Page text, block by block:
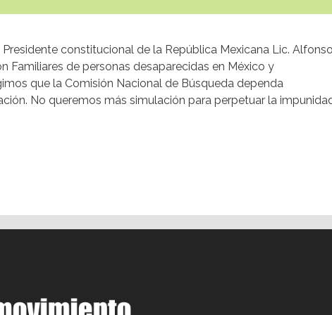
constitucional de la República Mexicana Lic.
Familiares de personas desaparecidas en México y
que la Comisión Nacional de Búsqueda dependa
No queremos más simulación para perpetuar la